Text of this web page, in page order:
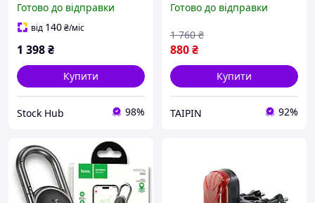
водонепроникний GPS-
трекер з інтелектуальним
Готово до відправки
від 140₴/міс
1 398₴
Купити
Stock Hub 98%
професійний, Gps
стеження, FBK
Готово до відправки
880₴
1 760 ₴
Купити
TAIPIN 92%